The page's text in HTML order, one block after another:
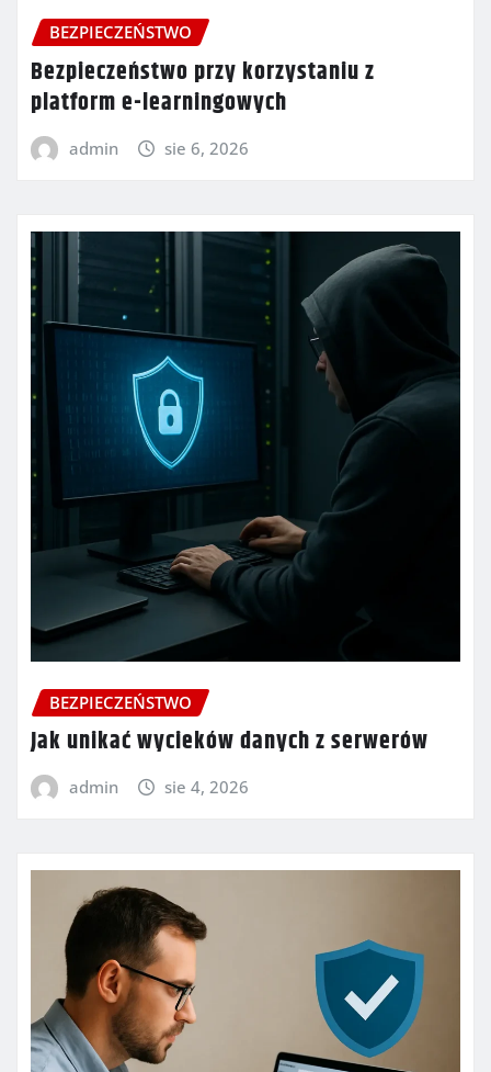
BEZPIECZEŃSTWO
Bezpieczeństwo przy korzystaniu z
platform e-learningowych
admin sie 6, 2026
BEZPIECZEŃSTWO
Jak unikać wycieków danych z serwerów
admin sie 4, 2026